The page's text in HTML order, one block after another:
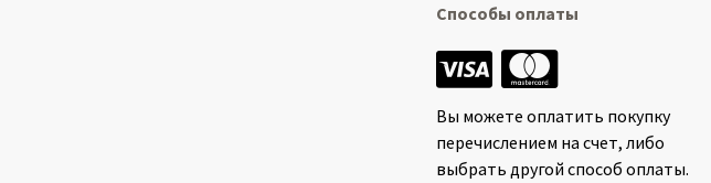
Способы оплаты
Вы можете оплатить покупку
перечислением на счет, либо
выбрать другой способ оплаты.